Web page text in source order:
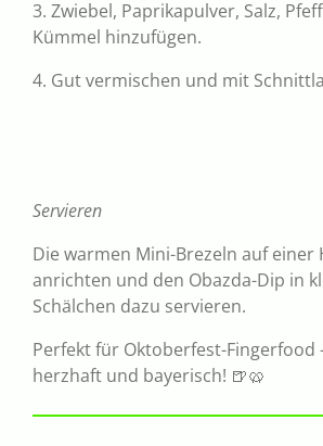
3. Zwiebel, Paprikapulver, Salz,
Kümmel hinzufügen.
4. Gut vermischen und mit
Servieren
Die warmen Mini-Brezeln auf einer
anrichten und den Obazda-Dip in
Schälchen dazu servieren.
Perfekt für Oktoberfest-Fingerfood
herzhaft und bayerisch! 🍺🥨